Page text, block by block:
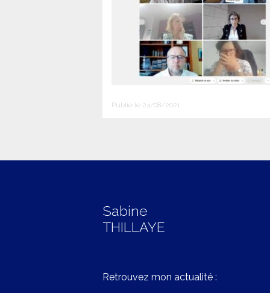
Publié le 24/08/2021
Sabine
THILLAYE
Retrouvez mon actualité :